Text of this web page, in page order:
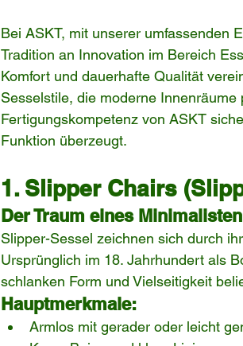
Bei ASKT, mit unserer umfassenden
Tradition an Innovation im Bereich
Komfort und dauerhafte Qualität
Sesselstile, die moderne
Fertigungskompetenz von ASKT
Funktion überzeugt.
1. Slipper Chairs
Der Traum eines
Slipper-Sessel zeichnen sich durch
Ursprünglich im 18. Jahrhundert als
schlanken Form und Vielseitigkeit
Hauptmerkmale:
Armlos mit gerader oder leicht